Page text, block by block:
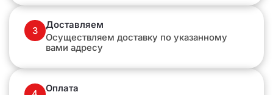
3
Доставляем
Осуществляем доставку по указанному
вами адресу
Оплата